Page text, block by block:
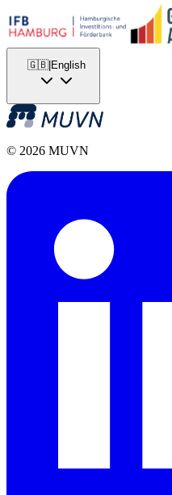
🇬🇧| English
© 2026 MUVN